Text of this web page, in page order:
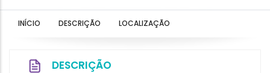
INÍCIO DESCRIÇÃO LOCALIZAÇÃO
DESCRIÇÃO